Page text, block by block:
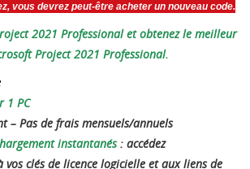
vous devrez peut-être acheter un nouveau code.
2021 Professional et obtenez le meilleur
Project 2021 Professional.
1 PC
– ​​Pas de frais mensuels/annuels
instantanés: accédez
clés de licence logicielle et aux liens de